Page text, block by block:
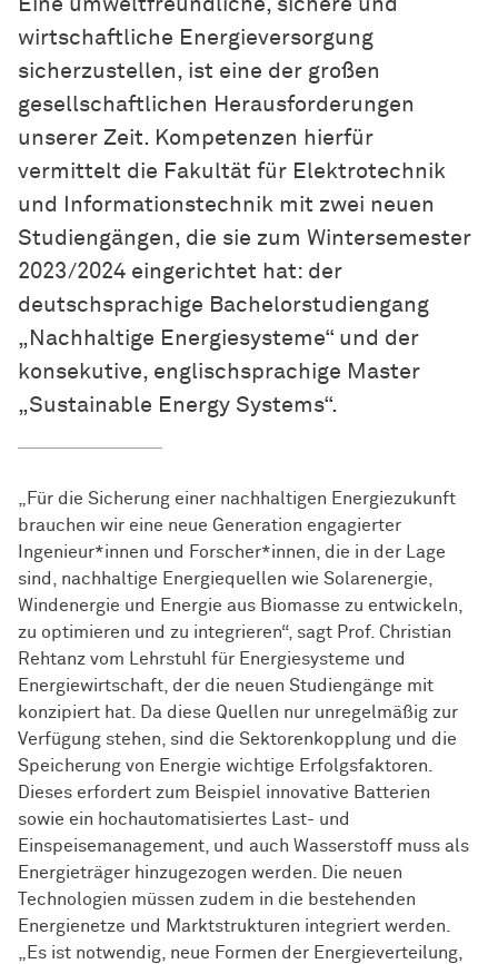
Eine umweltfreundliche, sichere und
wirtschaftliche Energieversorgung
sicherzustellen, ist eine der großen
gesellschaftlichen Herausforderungen
unserer Zeit. Kompetenzen hierfür
vermittelt die Fakultät für Elektrotechnik
und Informationstechnik mit zwei neuen
Studiengängen, die sie zum Wintersemester
2023/2024 eingerichtet hat: der
deutschsprachige Bachelorstudiengang
„Nachhaltige Energiesysteme“ und der
konsekutive, englischsprachige Master
„Sustainable Energy Systems“.
„Für die Sicherung einer nachhaltigen Energiezukunft
brauchen wir eine neue Generation engagierter
Ingenieur*innen und Forscher*innen, die in der Lage
sind, nachhaltige Energiequellen wie Solarenergie,
Windenergie und Energie aus Biomasse zu entwickeln,
zu optimieren und zu integrieren“, sagt Prof. Christian
Rehtanz vom Lehrstuhl für Energiesysteme und
Energiewirtschaft, der die neuen Studiengänge mit
konzipiert hat. Da diese Quellen nur unregelmäßig zur
Verfügung stehen, sind die Sektorenkopplung und die
Speicherung von Energie wichtige Erfolgsfaktoren.
Dieses erfordert zum Beispiel innovative Batterien
sowie ein hochautomatisiertes Last- und
Einspeisemanagement, und auch Wasserstoff muss als
Energieträger hinzugezogen werden. Die neuen
Technologien müssen zudem in die bestehenden
Energienetze und Marktstrukturen integriert werden.
„Es ist notwendig, neue Formen der Energieverteilung,